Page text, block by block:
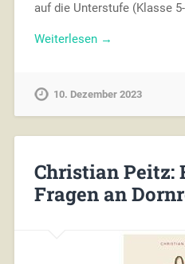
auf die Unterstufe (Klasse
Weiterlesen →
10. Dezember 2023
Christian Peitz:
Fragen an